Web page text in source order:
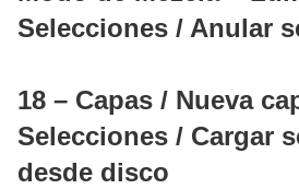
Selecciones / Anular
18 – Capas / Nueva
Selecciones / Cargar
desde disco